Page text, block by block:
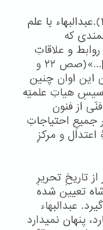
«مرجعِ قوّۀِتشریعیّه دانایانِ هوشمند»(ص۴۴).عبدالبهاء با علم
که
و علاقاتِ
خارجیّه و متفنّن در فنونِ نافعۀِ مَدَنیّه [باشند]...»(صص ۲۲ و
این اوان چنین
هیاتِ علمیّه
از فنون
جمیعِ احتیاجاتِ
اعتدال و مرکزِ
تاریخِ تحریرِ
تعیین شده
عبدالبهاء
پنهان نمیدارد